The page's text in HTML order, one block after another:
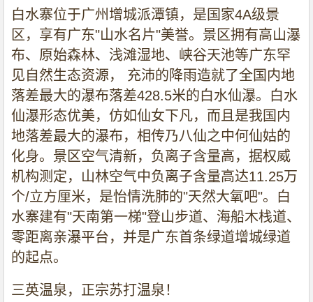
白水寨位于广州增城派潭镇，是国家4A级景
区，享有广东"山水名片"美誉。景区拥有高山瀑
布、原始森林、浅滩湿地、峡谷天池等广东罕
见自然生态资源，
充沛的降雨造就了全国内地
落差最大的瀑布落差428.5米的白水仙瀑。白水
仙瀑形态优美，仿如仙女下凡，而且是我国内
地落差最大的瀑布，相传乃八仙之中何仙姑的
化身。景区空气清新，负离子含量高，据权威
机构测定，山林空气中负离子含量高达11.25万
个/立方厘米，是怡情洗肺的"天然大氧吧"。白
水寨建有"天南第一梯"登山步道、海船木栈道、
零距离亲瀑平台，并是广东首条绿道增城绿道
的起点。
三英温泉，正宗苏打温泉！